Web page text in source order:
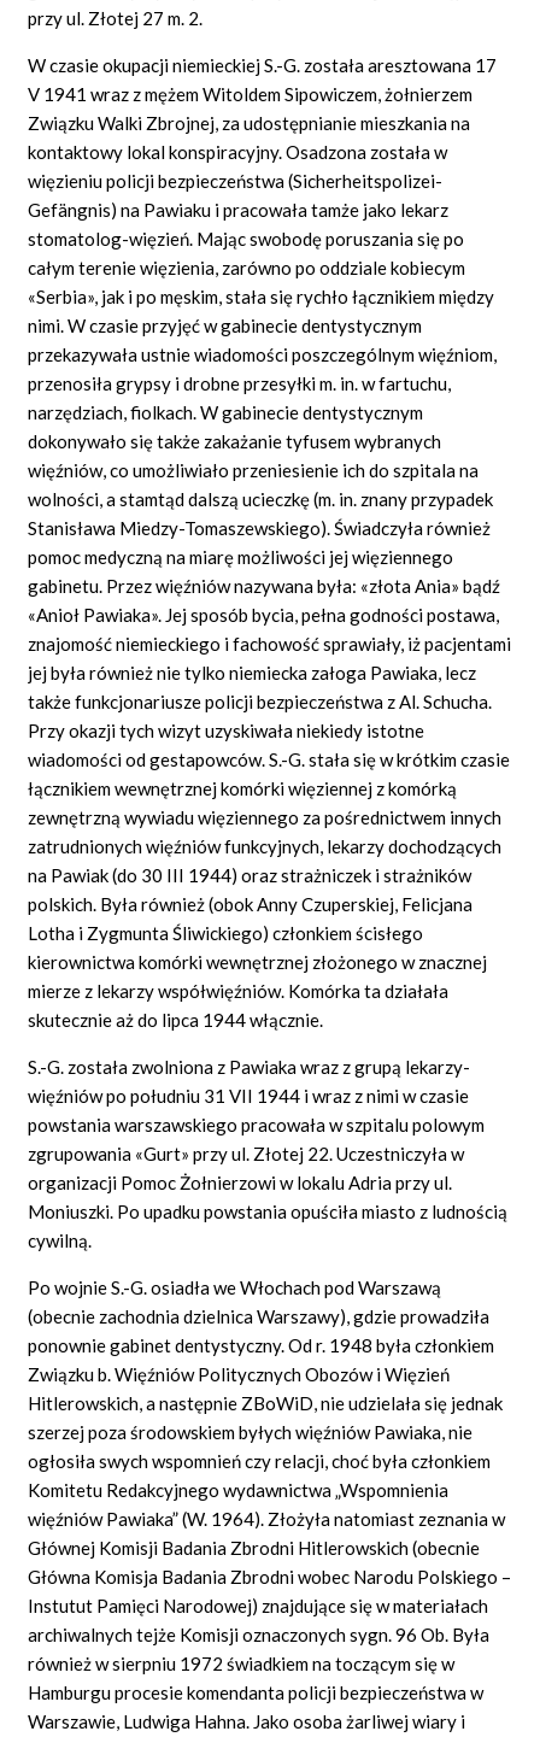
przy ul. Złotej 27 m. 2.
W czasie okupacji niemieckiej S.-G. została aresztowana 17
V 1941 wraz z mężem Witoldem Sipowiczem, żołnierzem
Związku Walki Zbrojnej, za udostępnianie mieszkania na
kontaktowy lokal konspiracyjny. Osadzona została w
więzieniu policji bezpieczeństwa (Sicherheitspolizei-
Gefängnis) na Pawiaku i pracowała tamże jako lekarz
stomatolog-więzień. Mając swobodę poruszania się po
całym terenie więzienia, zarówno po oddziale kobiecym
«Serbia», jak i po męskim, stała się rychło łącznikiem między
nimi. W czasie przyjęć w gabinecie dentystycznym
przekazywała ustnie wiadomości poszczególnym więźniom,
przenosiła grypsy i drobne przesyłki m. in.w fartuchu,
narzędziach, fiolkach. W gabinecie dentystycznym
dokonywało się także zakażanie tyfusem wybranych
więźniów, co umożliwiało przeniesienie ich do szpitala na
wolności, a stamtąd dalszą ucieczkę (m. in. znany przypadek
Stanisława Miedzy-Tomaszewskiego). Świadczyła również
pomoc medyczną na miarę możliwości jej więziennego
gabinetu. Przez więźniów nazywana była: «złotaAnia»bądź
«Anioł Pawiaka». Jej sposób bycia, pełna godności postawa,
znajomość niemieckiego i fachowość sprawiały, iż pacjentami
jej była również nie tylko niemiecka załoga Pawiaka, lecz
także funkcjonariusze policji bezpieczeństwa z Al. Schucha.
Przy okazji tych wizyt uzyskiwała niekiedy istotne
wiadomości od gestapowców. S.-G. stała się w krótkim czasie
łącznikiem wewnętrznej komórki więziennej z komórką
zewnętrzną wywiadu więziennego za pośrednictwem innych
zatrudnionych więźniów funkcyjnych, lekarzy dochodzących
na Pawiak (do 30 III 1944) oraz strażniczek i strażników
polskich. Była również (obok Anny Czuperskiej, Felicjana
Lotha i Zygmunta Śliwickiego) członkiem ścisłego
kierownictwa komórki wewnętrznej złożonego w znacznej
mierze z lekarzy współwięźniów. Komórka ta działała
skutecznie aż do lipca 1944 włącznie.
S.-G. została zwolniona z Pawiaka wraz z grupą lekarzy-
więźniów po południu 31 VII 1944 i wraz z nimi w czasie
powstania warszawskiego pracowała w szpitalu polowym
zgrupowania «Gurt»przy ul. Złotej 22. Uczestniczyła w
organizacji Pomoc Żołnierzowi w lokalu Adria przy ul.
Moniuszki. Po upadku powstania opuściła miasto z ludnością
cywilną.
Po wojnie S.-G. osiadła we Włochach pod Warszawą
(obecnie zachodnia dzielnica Warszawy), gdzie prowadziła
ponownie gabinet dentystyczny. Od r. 1948 była członkiem
Związku b. Więźniów Politycznych Obozów i Więzień
Hitlerowskich, a następnie ZBoWiD, nie udzielała się jednak
szerzej poza środowskiem byłych więźniów Pawiaka, nie
ogłosiła swych wspomnień czy relacji, choć była członkiem
Komitetu Redakcyjnego wydawnictwa „Wspomnienia
więźniów Pawiaka” (W. 1964). Złożyła natomiast zeznania w
Głównej Komisji Badania Zbrodni Hitlerowskich (obecnie
Główna Komisja Badania Zbrodni wobec Narodu Polskiego –
Instutut Pamięci Narodowej) znajdujące się w materiałach
archiwalnych tejże Komisji oznaczonych sygn. 96 Ob. Była
również w sierpniu 1972 świadkiem na toczącym się w
Hamburgu procesie komendanta policji bezpieczeństwa w
Warszawie, Ludwiga Hahna. Jako osoba żarliwej wiary i